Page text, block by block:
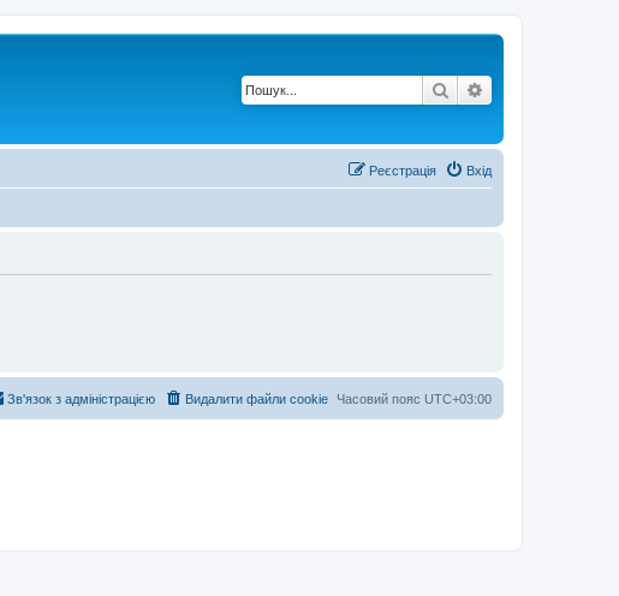
Пошук
Вхід
Реєстрація
Часовий пояс UTC+03:00
Видалити файли cookie
Зв'язок з адміністрацією